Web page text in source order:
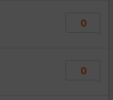
0
0